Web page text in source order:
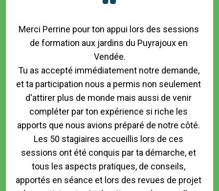
Merci Perrine pour ton appui lors des sessions
de formation aux jardins du Puyrajoux en
Vendée.
Tu as accepté immédiatement notre demande,
et ta participation nous a permis non seulement
d'attirer plus de monde mais aussi de venir
compléter par ton expérience si riche les
apports que nous avions préparé de notre côté.
Les 50 stagiaires accueillis lors de ces
sessions ont été conquis par ta démarche, et
tous les aspects pratiques, de conseils,
apportés en séance et lors des revues de projet